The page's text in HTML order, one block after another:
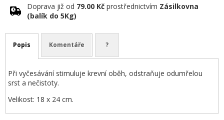
Doprava již od 79.00 Kč prostřednictvím Zásilkovna
(balík do 5Kg)
Popis Komentáře ?
Při vyčesávání stimuluje krevní oběh, odstraňuje odumřelou
srst a nečistoty.
Velikost: 18 x 24 cm.